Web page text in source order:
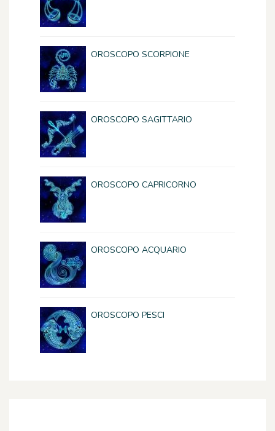
OROSCOPO SCORPIONE
OROSCOPO SAGITTARIO
OROSCOPO CAPRICORNO
OROSCOPO ACQUARIO
OROSCOPO PESCI